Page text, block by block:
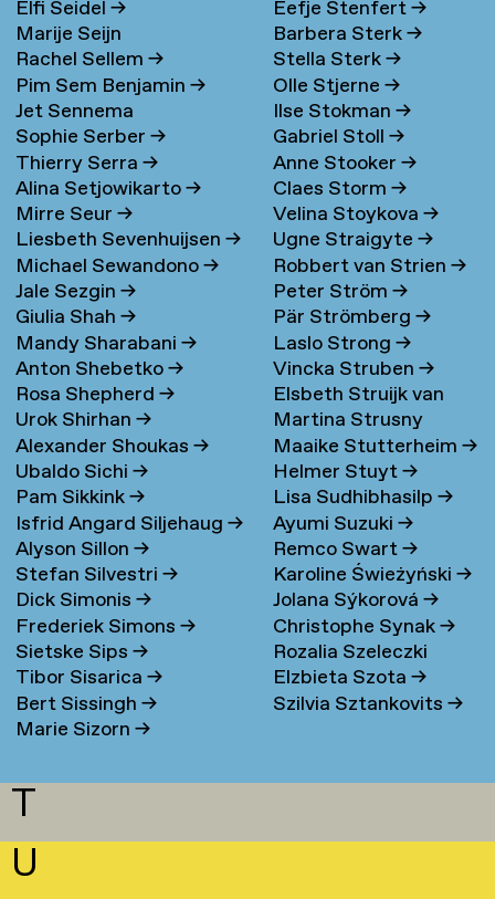
Elfi Seidel→
Marije Seijn
Rachel Sellem→
Pim Sem Benjamin→
Jet Sennema
Sophie Serber→
Thierry Serra→
Alina Setjowikarto→
Mirre Seur→
Liesbeth Sevenhuijsen→
Michael Sewandono→
Jale Sezgin→
Giulia Shah→
Mandy Sharabani→
Anton Shebetko→
Rosa Shepherd→
Urok Shirhan→
Alexander Shoukas→
Ubaldo Sichi→
Pam Sikkink→
Isfrid Angard Siljehaug→
Alyson Sillon→
Stefan Silvestri→
Dick Simonis→
Frederiek Simons→
Sietske Sips→
Tibor Sisarica→
Bert Sissingh→
Marie Sizorn→
Eefje Stenfert→
Barbera Sterk→
Stella Sterk→
Olle Stjerne→
Ilse Stokman→
Gabriel Stoll→
Anne Stooker→
Claes Storm→
Velina Stoykova→
Ugne Straigyte→
Robbert van Strien→
Peter Ström→
Pär Strömberg→
Laslo Strong→
Vincka Struben→
Elsbeth Struijk van
Bergen→
Martina Strusny
Maaike Stutterheim→
Helmer Stuyt→
Lisa Sudhibhasilp→
Ayumi Suzuki→
Remco Swart→
Karoline Świeżyński→
Jolana Sýkorová→
Christophe Synak→
Rozalia Szeleczki
Elzbieta Szota→
Szilvia Sztankovits→
T
U